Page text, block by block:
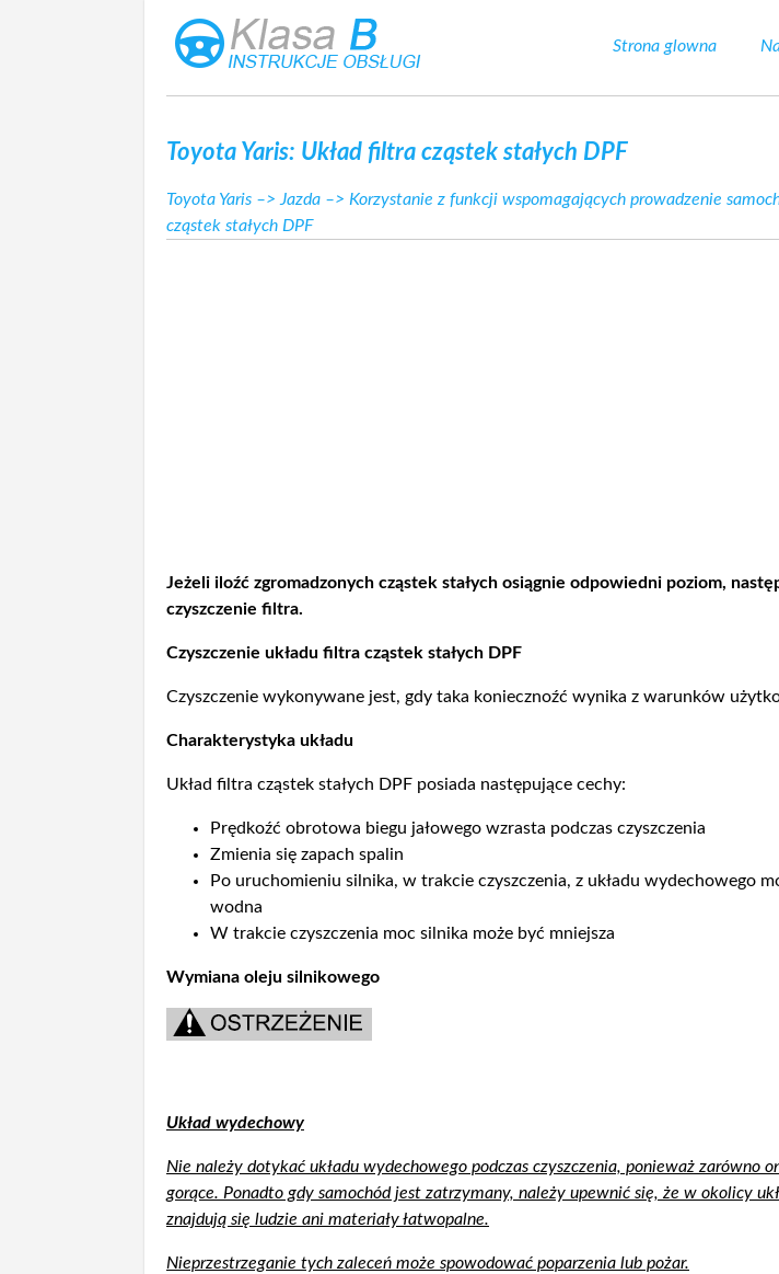
Strona glowna
Toyota Yaris: Układ filtra cząstek stałych DPF
Toyota Yaris –>Jazda –> Korzystanie z funkcji wspomagających prowadzenie
cząstek stałych DPF
Jeżeli iloźć zgromadzonych cząstek stałych osiągnie odpowiedni poziom,
czyszczenie filtra.
Czyszczenie układu filtra cząstek stałych DPF
Czyszczenie wykonywane jest, gdy taka koniecznoźć wynika z warunków
Charakterystyka układu
Układ filtra cząstek stałych DPF posiada następujące cechy:
Prędkoźć obrotowa biegu jałowego wzrasta podczas czyszczenia
Zmienia się zapach spalin
Po uruchomieniu silnika, w trakcie czyszczenia, z układu wydechowego
wodna
W trakcie czyszczenia moc silnika może być mniejsza
Wymiana oleju silnikowego
Układ wydechowy
Nie należy dotykać układu wydechowego podczas czyszczenia, ponieważ zarówno
gorące. Ponadto gdy samochód jest zatrzymany, należy upewnić się, że w okolicy
znajdują się ludzie ani materiały łatwopalne.
Nieprzestrzeganie tych zaleceń może spowodować poparzenia lub pożar.